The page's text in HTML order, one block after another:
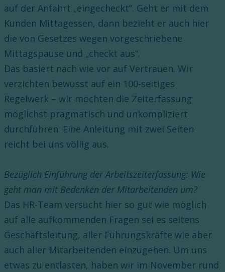
auf der Anfahrt „eingecheckt“. Geht er mit dem
Kunden Mittagessen, dann bezieht er auch hier
die von Gesetzes wegen vorgeschriebene
Mittagspause und „checkt aus“.
Das basiert nach wie vor auf Vertrauen. Wir
verzichten bewusst auf ein 100-seitiges
Regelwerk – wir möchten die Zeiterfassung
möglichst pragmatisch und unkompliziert
durchführen. Eine Anleitung mit zwei Seiten
reicht bei uns völlig aus.
Bezüglich Einführung der Arbeitszeiterfassung: Wie
geht man mit Bedenken der Mitarbeitenden um?
Das HR-Team versucht hier so gut wie möglich
auf alle aufkommenden Fragen sei es seitens
Geschäftsleitung, aller Führungskräfte wie aber
auch aller Mitarbeitenden einzugehen. Um uns
etwas zu entlasten, haben wir im November rund